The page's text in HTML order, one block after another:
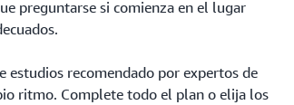
preguntarse si comienza en el lugar
estudios recomendado por expertos de
ritmo. Complete todo el plan o elija los